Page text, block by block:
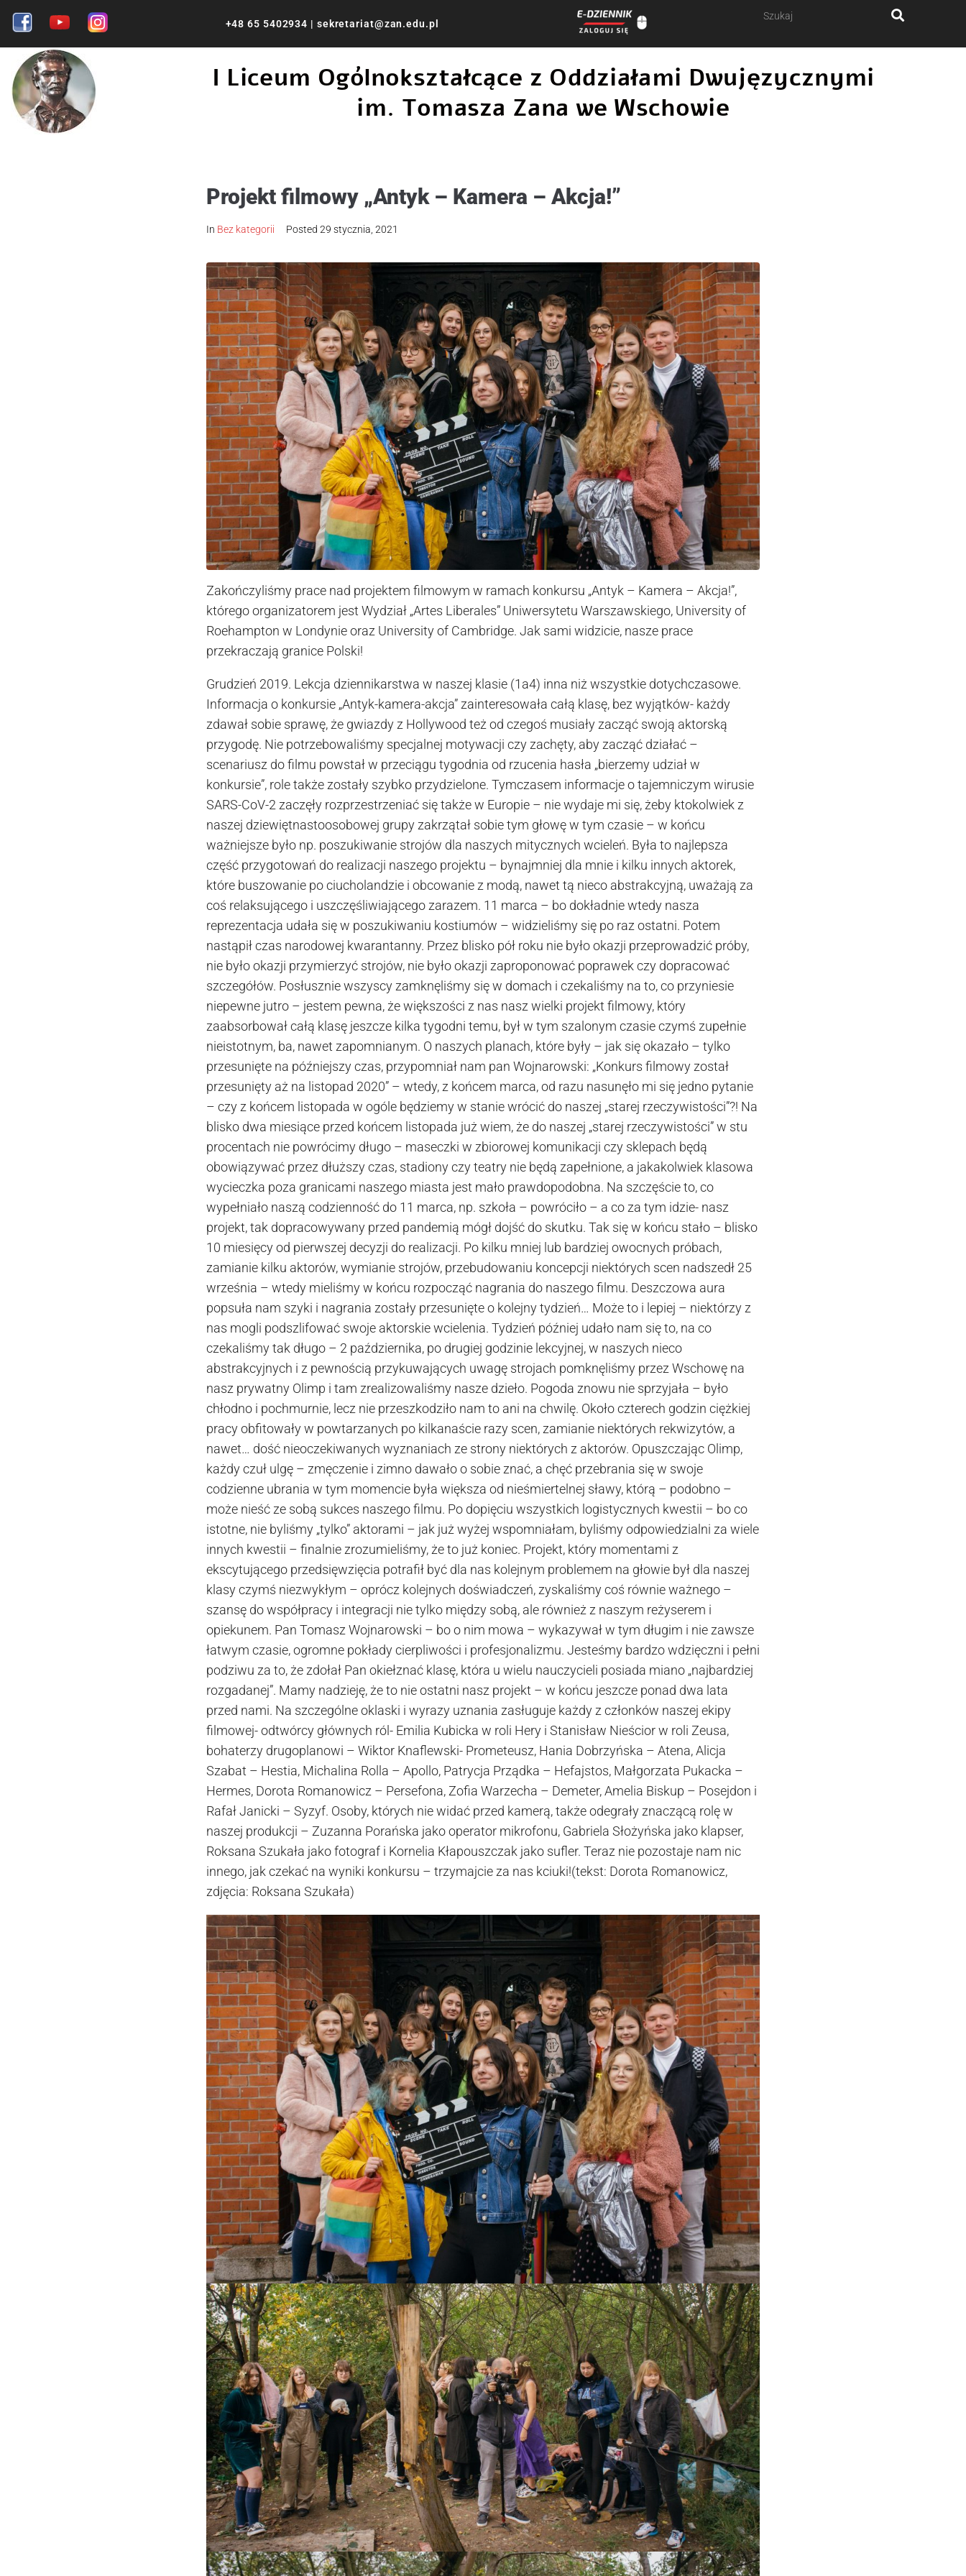
+48 65 5402934 | sekretariat@zan.edu.pl
I Liceum Ogólnokształcące z Oddziałami Dwujęzycznymi
im. Tomasza Zana we Wschowie
Projekt filmowy „Antyk – Kamera – Akcja!”
In Bez kategorii Posted 29 stycznia, 2021
Zakończyliśmy prace nad projektem filmowym w ramach konkursu „Antyk – Kamera – Akcja!”,
którego organizatorem jest Wydział „Artes Liberales” Uniwersytetu Warszawskiego, University of
Roehampton w Londynie oraz University of Cambridge. Jak sami widzicie, nasze prace
przekraczają granice Polski!
Grudzień 2019. Lekcja dziennikarstwa w naszej klasie (1a4) inna niż wszystkie dotychczasowe.
Informacja o konkursie „Antyk-kamera-akcja” zainteresowała całą klasę, bez wyjątków- każdy
zdawał sobie sprawę, że gwiazdy z Hollywood też od czegoś musiały zacząć swoją aktorską
przygodę. Nie potrzebowaliśmy specjalnej motywacji czy zachęty, aby zacząć działać –
scenariusz do filmu powstał w przeciągu tygodnia od rzucenia hasła „bierzemy udział w
konkursie”, role także zostały szybko przydzielone. Tymczasem informacje o tajemniczym wirusie
SARS-CoV-2 zaczęły rozprzestrzeniać się także w Europie – nie wydaje mi się, żeby ktokolwiek z
naszej dziewiętnastoosobowej grupy zakrzątał sobie tym głowę w tym czasie – w końcu
ważniejsze było np. poszukiwanie strojów dla naszych mitycznych wcieleń. Była to najlepsza
część przygotowań do realizacji naszego projektu – bynajmniej dla mnie i kilku innych aktorek,
które buszowanie po ciucholandzie i obcowanie z modą, nawet tą nieco abstrakcyjną, uważają za
coś relaksującego i uszczęśliwiającego zarazem. 11 marca – bo dokładnie wtedy nasza
reprezentacja udała się w poszukiwaniu kostiumów – widzieliśmy się po raz ostatni. Potem
nastąpił czas narodowej kwarantanny. Przez blisko pół roku nie było okazji przeprowadzić próby,
nie było okazji przymierzyć strojów, nie było okazji zaproponować poprawek czy dopracować
szczegółów. Posłusznie wszyscy zamknęliśmy się w domach i czekaliśmy na to, co przyniesie
niepewne jutro – jestem pewna, że większości z nas nasz wielki projekt filmowy, który
zaabsorbował całą klasę jeszcze kilka tygodni temu, był w tym szalonym czasie czymś zupełnie
nieistotnym, ba, nawet zapomnianym. O naszych planach, które były – jak się okazało – tylko
przesunięte na późniejszy czas, przypomniał nam pan Wojnarowski: „Konkurs filmowy został
przesunięty aż na listopad 2020” – wtedy, z końcem marca, od razu nasunęło mi się jedno pytanie
– czy z końcem listopada w ogóle będziemy w stanie wrócić do naszej „starej rzeczywistości”?! Na
blisko dwa miesiące przed końcem listopada już wiem, że do naszej „starej rzeczywistości” w stu
procentach nie powrócimy długo – maseczki w zbiorowej komunikacji czy sklepach będą
obowiązywać przez dłuższy czas, stadiony czy teatry nie będą zapełnione, a jakakolwiek klasowa
wycieczka poza granicami naszego miasta jest mało prawdopodobna. Na szczęście to, co
wypełniało naszą codzienność do 11 marca, np. szkoła – powróciło – a co za tym idzie- nasz
projekt, tak dopracowywany przed pandemią mógł dojść do skutku. Tak się w końcu stało – blisko
10 miesięcy od pierwszej decyzji do realizacji. Po kilku mniej lub bardziej owocnych próbach,
zamianie kilku aktorów, wymianie strojów, przebudowaniu koncepcji niektórych scen nadszedł 25
września – wtedy mieliśmy w końcu rozpocząć nagrania do naszego filmu. Deszczowa aura
popsuła nam szyki i nagrania zostały przesunięte o kolejny tydzień… Może to i lepiej – niektórzy z
nas mogli podszlifować swoje aktorskie wcielenia. Tydzień później udało nam się to, na co
czekaliśmy tak długo – 2 października, po drugiej godzinie lekcyjnej, w naszych nieco
abstrakcyjnych i z pewnością przykuwających uwagę strojach pomknęliśmy przez Wschowę na
nasz prywatny Olimp i tam zrealizowaliśmy nasze dzieło. Pogoda znowu nie sprzyjała – było
chłodno i pochmurnie, lecz nie przeszkodziło nam to ani na chwilę. Około czterech godzin ciężkiej
pracy obfitowały w powtarzanych po kilkanaście razy scen, zamianie niektórych rekwizytów, a
nawet… dość nieoczekiwanych wyznaniach ze strony niektórych z aktorów. Opuszczając Olimp,
każdy czuł ulgę – zmęczenie i zimno dawało o sobie znać, a chęć przebrania się w swoje
codzienne ubrania w tym momencie była większa od nieśmiertelnej sławy, którą – podobno –
może nieść ze sobą sukces naszego filmu. Po dopięciu wszystkich logistycznych kwestii – bo co
istotne, nie byliśmy „tylko” aktorami – jak już wyżej wspomniałam, byliśmy odpowiedzialni za wiele
innych kwestii – finalnie zrozumieliśmy, że to już koniec. Projekt, który momentami z
ekscytującego przedsięwzięcia potrafił być dla nas kolejnym problemem na głowie był dla naszej
klasy czymś niezwykłym – oprócz kolejnych doświadczeń, zyskaliśmy coś równie ważnego –
szansę do współpracy i integracji nie tylko między sobą, ale również z naszym reżyserem i
opiekunem. Pan Tomasz Wojnarowski – bo o nim mowa – wykazywał w tym długim i nie zawsze
łatwym czasie, ogromne pokłady cierpliwości i profesjonalizmu. Jesteśmy bardzo wdzięczni i pełni
podziwu za to, że zdołał Pan okiełznać klasę, która u wielu nauczycieli posiada miano „najbardziej
rozgadanej”. Mamy nadzieję, że to nie ostatni nasz projekt – w końcu jeszcze ponad dwa lata
przed nami. Na szczególne oklaski i wyrazy uznania zasługuje każdy z członków naszej ekipy
filmowej- odtwórcy głównych ról- Emilia Kubicka w roli Hery i Stanisław Nieścior w roli Zeusa,
bohaterzy drugoplanowi – Wiktor Knaflewski- Prometeusz, Hania Dobrzyńska – Atena, Alicja
Szabat – Hestia, Michalina Rolla – Apollo, Patrycja Prządka – Hefajstos, Małgorzata Pukacka –
Hermes, Dorota Romanowicz – Persefona, Zofia Warzecha – Demeter, Amelia Biskup – Posejdon i
Rafał Janicki – Syzyf. Osoby, których nie widać przed kamerą, także odegrały znaczącą rolę w
naszej produkcji – Zuzanna Porańska jako operator mikrofonu, Gabriela Słożyńska jako klapser,
Roksana Szukała jako fotograf i Kornelia Kłapouszczak jako sufler. Teraz nie pozostaje nam nic
innego, jak czekać na wyniki konkursu – trzymajcie za nas kciuki!(tekst: Dorota Romanowicz,
zdjęcia: Roksana Szukała)